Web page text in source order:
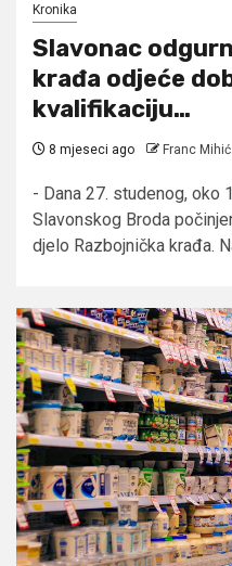
Kronika
Slavonac
krađa odjeće
kvalifikaciju…
8 mjeseci ago Franc Mihić
- Dana 27. studenog, oko
Slavonskog Broda
djelo Razbojnička krađa.